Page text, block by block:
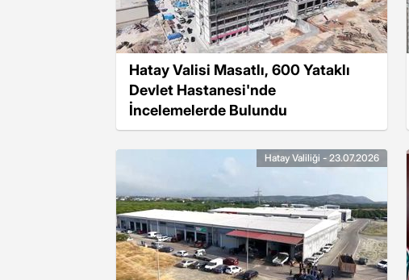
Hatay Valisi Masatlı, 600 Yataklı
Devlet Hastanesi'nde
İncelemelerde Bulundu
Hatay Valiliği - 23.07.2026